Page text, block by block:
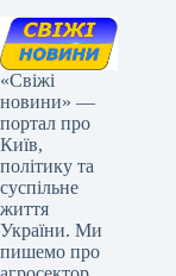
«Свіжі
новини» —
портал про
Київ,
політику та
суспільне
життя
України. Ми
пишемо про